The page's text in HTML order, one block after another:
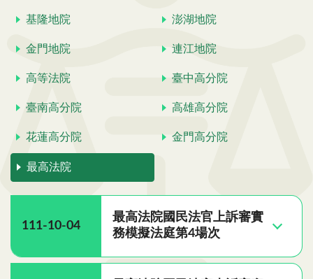
基隆地院 澎湖地院
金門地院 連江地院
高等法院 臺中高分院
臺南高分院 高雄高分院
花蓮高分院 金門高分院
最高法院
111-10-04
最高法院國民法官上訴審實
務模擬法庭第4場次